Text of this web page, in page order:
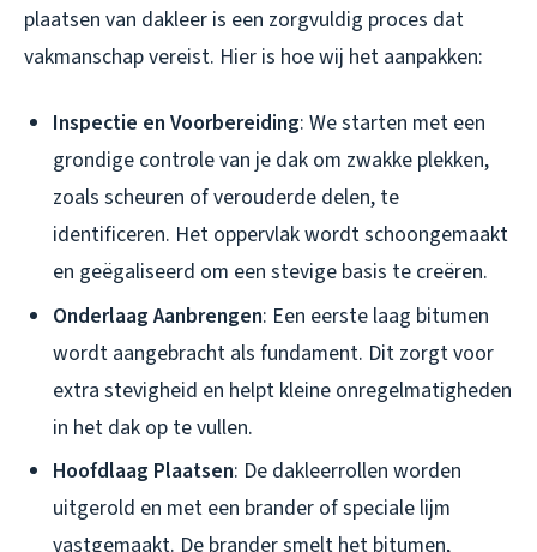
plaatsen van dakleer is een zorgvuldig proces dat
vakmanschap vereist. Hier is hoe wij het aanpakken:
Inspectie en Voorbereiding: We starten met een
grondige controle van je dak om zwakke plekken,
zoals scheuren of verouderde delen, te
identificeren. Het oppervlak wordt schoongemaakt
en geëgaliseerd om een stevige basis te creëren.
Onderlaag Aanbrengen: Een eerste laag bitumen
wordt aangebracht als fundament. Dit zorgt voor
extra stevigheid en helpt kleine onregelmatigheden
in het dak op te vullen.
Hoofdlaag Plaatsen: De dakleerrollen worden
uitgerold en met een brander of speciale lijm
vastgemaakt. De brander smelt het bitumen,